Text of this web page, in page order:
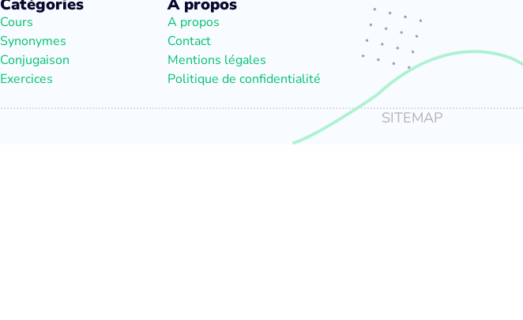
Catégories
Cours
Synonymes
Conjugaison
Exercices
À propos
A propos
Contact
Mentions légales
Politique de confidentialité
SITEMAP